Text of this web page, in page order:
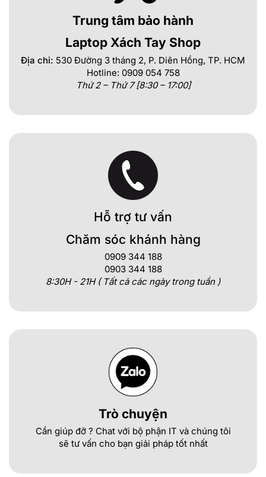
Trung tâm bảo hành
Laptop Xách Tay Shop
Địa chỉ: 530 Đường 3 tháng 2, P. Diên Hồng, TP. HCM
Hotline: 0909 054 758
Thứ 2 – Thứ 7 [8:30 – 17:00]
Hỗ trợ tư vấn
Chăm sóc khánh hàng
0909 344 188
0903 344 188
8:30H - 21H ( Tất cả các ngày trong tuần )
Trò chuyện
Cần giúp đỡ ? Chat với bộ phận IT và chúng tôi
sẽ tư vấn cho bạn giải pháp tốt nhất